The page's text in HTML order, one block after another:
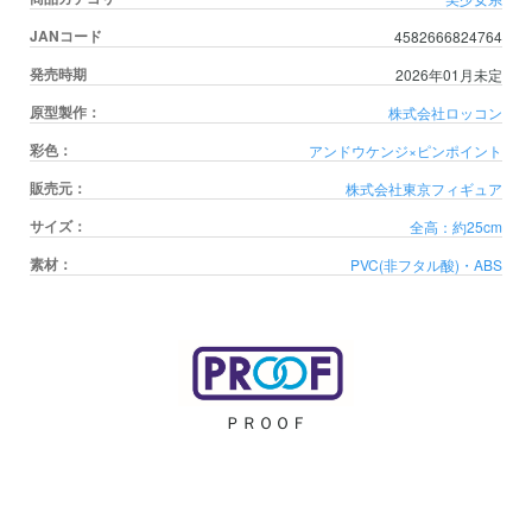
JANコード 4582666824764
発売時期 2026年01月未定
原型製作： 株式会社ロッコン
彩色： アンドウケンジ×ピンポイント
販売元： 株式会社東京フィギュア
サイズ： 全高：約25cm
素材： PVC(非フタル酸)・ABS
ＰＲＯＯＦ